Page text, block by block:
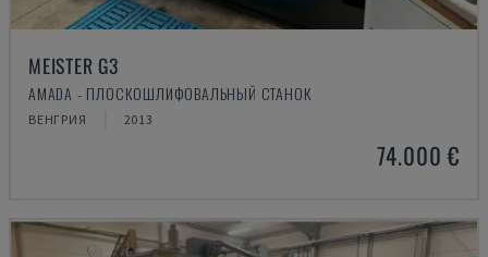
MEISTER G3
AMADA - ПЛОСКОШЛИФОВАЛЬНЫЙ СТАНОК
ВЕНГРИЯ 2013
74.000 €